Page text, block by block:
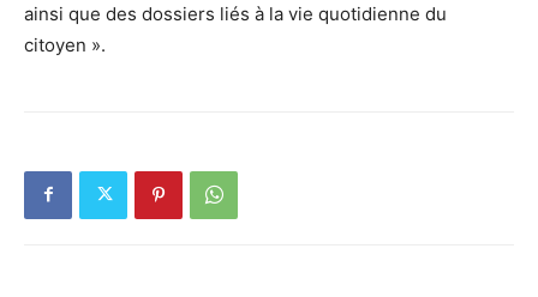
ainsi que des dossiers liés à la vie quotidienne du
citoyen ».